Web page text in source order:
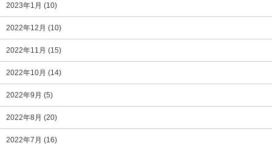
2023年1月 (10)
2022年12月 (10)
2022年11月 (15)
2022年10月 (14)
2022年9月 (5)
2022年8月 (20)
2022年7月 (16)